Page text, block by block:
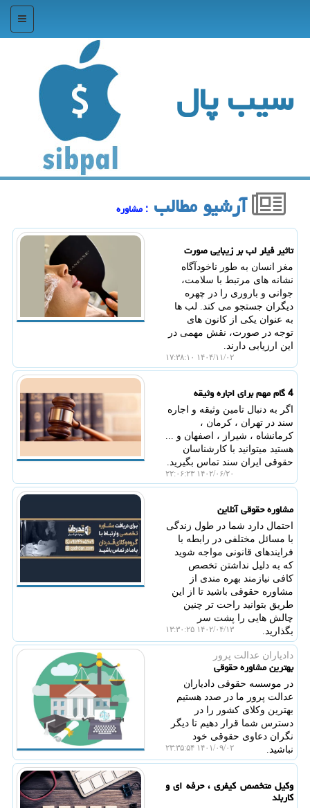
منو
سیب پال
آرشیو مطالب : مشاوره
تاثیر فیلر لب بر زیبایی صورت
مغز انسان به طور ناخودآگاه
نشانه های مرتبط با سلامت،
جوانی و باروری را در چهره
دیگران جستجو می کند. لب ها
به عنوان یکی از کانون های
توجه در صورت، نقش مهمی در
این ارزیابی دارند.
۱۴۰۴/۱۱/۰۲ ۱۷:۳۸:۱۰
4 گام مهم برای اجاره وثیقه
اگر به دنبال تامین وثیقه و اجاره
سند در تهران ، کرمان ،
کرمانشاه ، شیراز ، اصفهان و ...
هستید میتوانید با کارشناسان
حقوقی ایران سند تماس بگیرید.
۱۴۰۲/۰۶/۲۰ ۲۲:۰۶:۲۳
مشاوره حقوقی آنلاین
احتمال دارد شما در طول زندگی
با مسائل مختلفی در رابطه با
فرایندهای قانونی مواجه شوید
که به ‌دلیل نداشتن تخصص
کافی نیازمند بهره ‌مندی از
مشاوره حقوقی باشید تا از این
طریق بتوانید راحت تر چنین
چالش ‌هایی را پشت سر
بگذارید.
۱۴۰۲/۰۴/۱۳ ۱۳:۳۰:۲۵
دادیاران عدالت پرور
بهترین مشاوره حقوقی
در موسسه حقوقی دادیاران
عدالت پرور ما در صدد هستیم
بهترین وکلای کشور را در
دسترس شما قرار دهیم تا دیگر
نگران دعاوی حقوقی خود
نباشید.
۱۴۰۱/۰۹/۰۲ ۲۳:۳۵:۵۴
وكیل متخصص كیفری ، حرفه ای و
كاربلد